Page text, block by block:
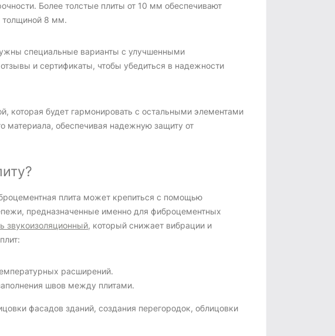
Более толстые плиты от 10 мм обеспечивают
толщиной 8 мм.
специальные варианты с улучшенными
и сертификаты, чтобы убедиться в надежности
которая будет гармонировать с остальными элементами
материала, обеспечивая надежную защиту от
плита может крепиться с помощью
предназначенные именно для фиброцементных
звукоизоляционный, который снижает вибрации и
расширений.
швов между плитами.
фасадов зданий, создания перегородок, облицовки